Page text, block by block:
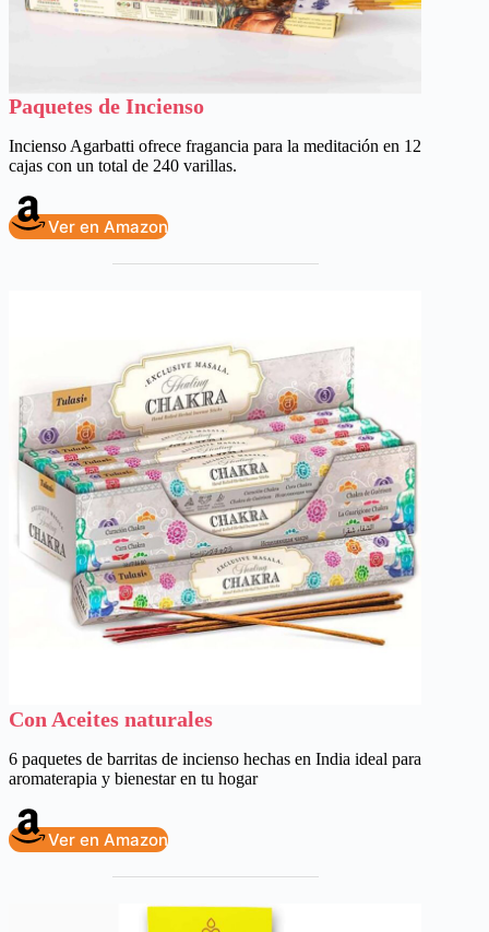
Paquetes de Incienso
Incienso Agarbatti ofrece fragancia para la meditación en 12
cajas con un total de 240 varillas.
Ver en Amazon
Con Aceites naturales
6 paquetes de barritas de incienso hechas en India ideal para
aromaterapia y bienestar en tu hogar
Ver en Amazon